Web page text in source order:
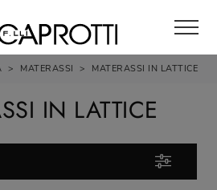
> MATERASSI > MATERASSI IN LATTICE
IN LATTICE